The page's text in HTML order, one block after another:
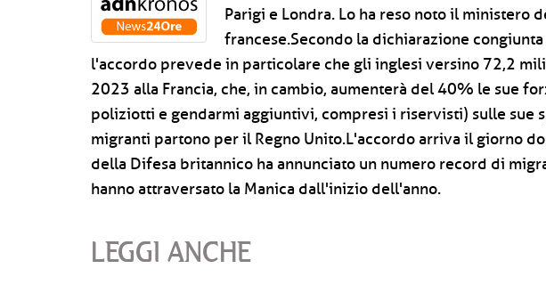
Parigi e Londra. Lo ha reso noto il ministero
francese.Secondo la dichiarazione congiunta
l'accordo prevede in particolare che gli inglesi versino 72,2
2023 alla Francia, che, in cambio, aumenterà del 40% le sue
poliziotti e gendarmi aggiuntivi, compresi i riservisti) sulle sue
migranti partono per il Regno Unito.L'accordo arriva il giorno
della Difesa britannico ha annunciato un numero record di
hanno attraversato la Manica dall'inizio dell'anno.
LEGGI ANCHE